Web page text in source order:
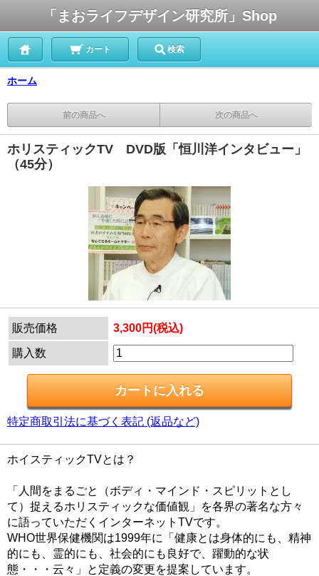
「まおライフデザイン研究所」Shop
カート 検索
ホーム
前の商品へ 次の商品へ
ホリスティックTV DVD版「恒川洋インタビュー」
（45分）
販売価格 3,300円(税込)
購入数
特定商取引法に基づく表記 (返品など)
ホイスティックTVとは？
「人間をまるごと（ボディ・マインド・スピリットとし
て）捉えるホリスティックな価値観」を各界の著名な方々
に語っていただくインターネットTVです。
WHO世界保健機関は1999年に「健康とは身体的にも、精神
的にも、霊的にも、社会的にも良好で、躍動的な状
態・・・云々」と定義の変更を提案しています。